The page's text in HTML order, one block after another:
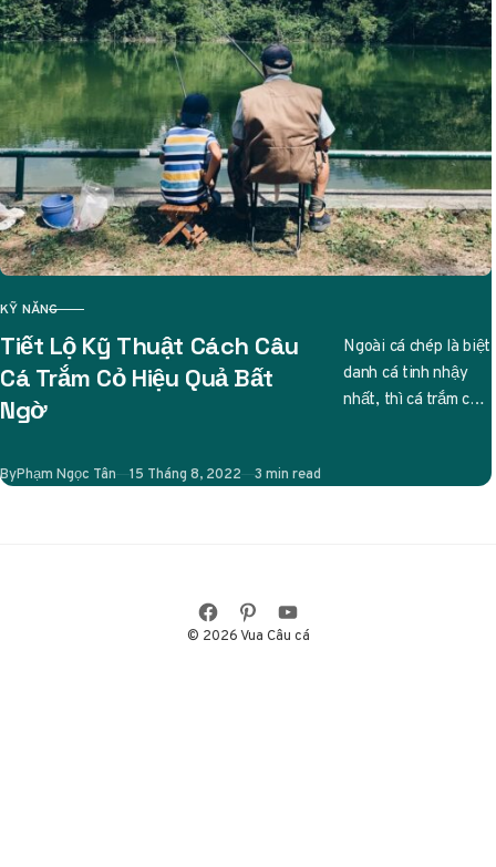
CATEGORY
KỸ NĂNG
Tiết Lộ Kỹ Thuật Cách Câu
Cá Trắm Cỏ Hiệu Quả Bất
Ngờ
Ngoài cá chép là biệt
danh cá tinh nhậy
nhất, thì cá trắm cỏ
ByPhạm Ngọc Tân Published
15 Tháng 8, 2022 3 min read
© 2026 Vua Câu cá